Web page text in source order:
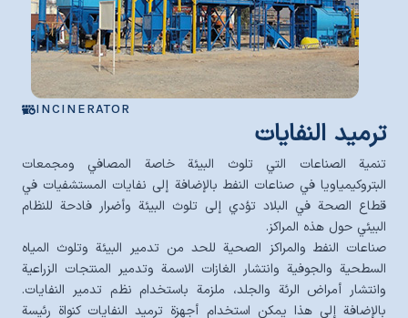
INCINERATOR
ترميد النفايات
تنمية الصناعات التي تلوث البيئة خاصة المصافي ومجمعات
البتروكيمياويا في صناعات النفط بالإضافة إلى نفايات المستشفيات في
قطاع الصحة في البلاد تؤدي إلى تلوث البيئة وأضرار فادحة للنظام
البيئي حول هذه المراكز.
صناعات النفط والمراكز الصحية للحد من تدمير البيئة وتلوث المياه
السطحية والجوفية وانتشار الغازات الاسمة وتدمير المنتجات الزراعية
وانتشار أمراض الرئة والجلد، ملزمة باستخدام نظم تدمير النفايات.
بالإضافة إلى هذا يمكن استخدام أجهزة ترميد النفايات كنواة رئيسة